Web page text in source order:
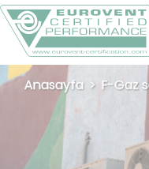
Anasayfa F-Gaz